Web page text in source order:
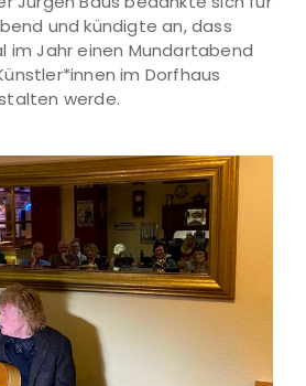
und kündigte an, dass
im Jahr einen Mundartabend
im Dorfhaus
werde.